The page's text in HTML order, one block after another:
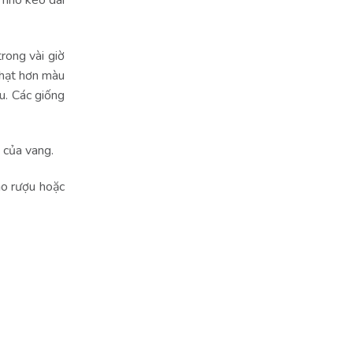
vài giờ
hơn màu
Các giống
vang.
rượu hoặc